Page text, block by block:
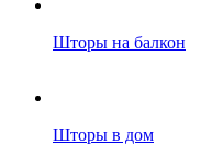
Шторы на балкон
Шторы в дом